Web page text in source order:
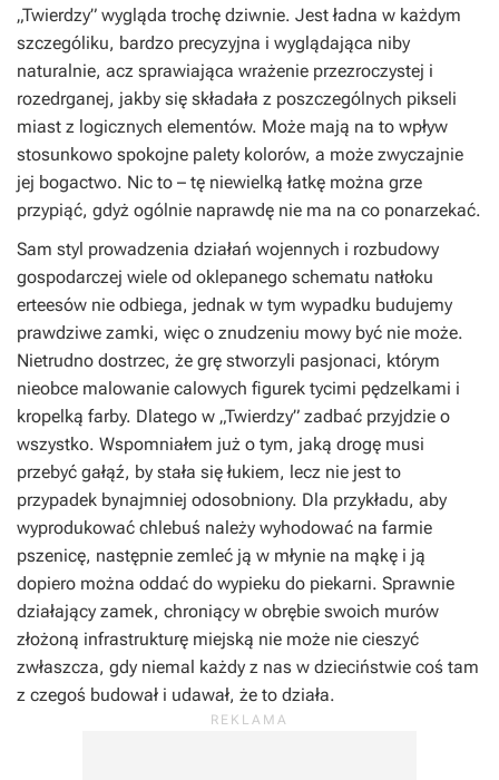
„Twierdzy” wygląda trochę dziwnie. Jest ładna w każdym
szczególiku, bardzo precyzyjna i wyglądająca niby
naturalnie, acz sprawiająca wrażenie przezroczystej i
rozedrganej, jakby się składała z poszczególnych pikseli
miast z logicznych elementów. Może mają na to wpływ
stosunkowo spokojne palety kolorów, a może zwyczajnie
jej bogactwo. Nic to – tę niewielką łatkę można grze
przypiąć, gdyż ogólnie naprawdę nie ma na co ponarzekać.
Sam styl prowadzenia działań wojennych i rozbudowy
gospodarczej wiele od oklepanego schematu natłoku
erteesów nie odbiega, jednak w tym wypadku budujemy
prawdziwe zamki, więc o znudzeniu mowy być nie może.
Nietrudno dostrzec, że grę stworzyli pasjonaci, którym
nieobce malowanie calowych figurek tycimi pędzelkami i
kropelką farby. Dlatego w „Twierdzy” zadbać przyjdzie o
wszystko. Wspomniałem już o tym, jaką drogę musi
przebyć gałąź, by stała się łukiem, lecz nie jest to
przypadek bynajmniej odosobniony. Dla przykładu, aby
wyprodukować chlebuś należy wyhodować na farmie
pszenicę, następnie zemleć ją w młynie na mąkę i ją
dopiero można oddać do wypieku do piekarni. Sprawnie
działający zamek, chroniący w obrębie swoich murów
złożoną infrastrukturę miejską nie może nie cieszyć
zwłaszcza, gdy niemal każdy z nas w dzieciństwie coś tam
z czegoś budował i udawał, że to działa.